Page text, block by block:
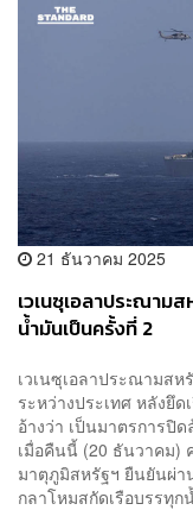
21 ธันวาคม 2025
เวเนซุเอลาประณาม
น้ำมันเป็นครั้งที่ 2
เวเนซุเอลาประณามสห
ระหว่างประเทศ หลังยึ
อ้างว่า เป็นมาตรการปิ
เมื่อคืนนี้ (20 ธันวาคม)
มาตุภูมิสหรัฐฯ ยืนยันผ่า
กลาโหมสกัดเรือบรรทุก